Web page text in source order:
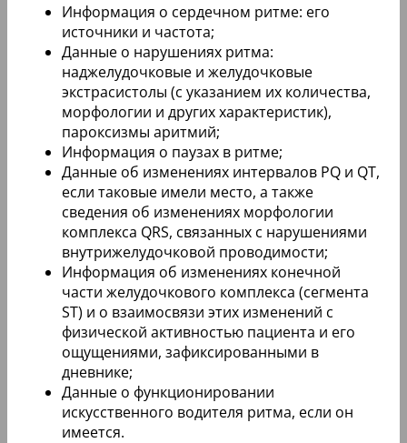
Информация о сердечном ритме: его
источники и частота;
Данные о нарушениях ритма:
наджелудочковые и желудочковые
экстрасистолы (с указанием их количества,
морфологии и других характеристик),
пароксизмы аритмий;
Информация о паузах в ритме;
Данные об изменениях интервалов PQ и QT,
если таковые имели место, а также
сведения об изменениях морфологии
комплекса QRS, связанных с нарушениями
внутрижелудочковой проводимости;
Информация об изменениях конечной
части желудочкового комплекса (сегмента
ST) и о взаимосвязи этих изменений с
физической активностью пациента и его
ощущениями, зафиксированными в
дневнике;
Данные о функционировании
искусственного водителя ритма, если он
имеется.